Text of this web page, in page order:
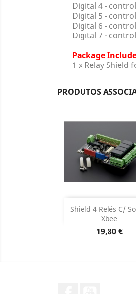
Digital 4 -
Digital 5 -
Digital 6 -
Digital 7 -
Package
1 x Relay Shield
PRODUTOS
Shield 4 Relés C/
Xbee
Preço
19,80 €
Adicionar 
Dados do